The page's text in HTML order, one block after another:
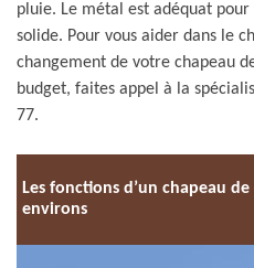
pluie. Le métal est adéquat
solide. Pour vous aider dans le
changement de votre chapeau
budget, faites appel à la
77.
Les fonctions d’un chapeau
environs